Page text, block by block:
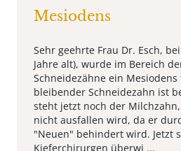
Mesiodens
Sehr geehrte Frau Dr. Esch,
Jahre alt), wurde im Bereich
Schneidezähne ein
bleibender Schneidezahn ist
steht jetzt noch der
nicht ausfallen wird, da er
"Neuen" behindert wird. Jetzt
Kieferchirurgen überwi ...